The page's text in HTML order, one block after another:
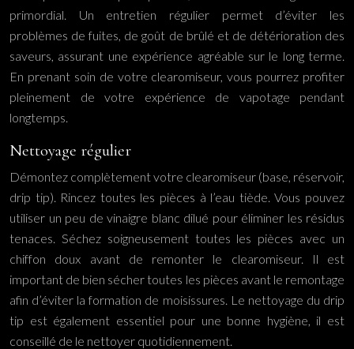
primordial. Un entretien régulier permet d’éviter les
problèmes de fuites, de goût de brûlé et de détérioration des
saveurs, assurant une expérience agréable sur le long terme.
En prenant soin de votre clearomiseur, vous pourrez profiter
pleinement de votre expérience de vapotage pendant
longtemps.
Nettoyage régulier
Démontez complètement votre clearomiseur (base, réservoir,
drip tip). Rincez toutes les pièces à l’eau tiède. Vous pouvez
utiliser un peu de vinaigre blanc dilué pour éliminer les résidus
tenaces. Séchez soigneusement toutes les pièces avec un
chiffon doux avant de remonter le clearomiseur. Il est
important de bien sécher toutes les pièces avant le remontage
afin d’éviter la formation de moisissures. Le nettoyage du drip
tip est également essentiel pour une bonne hygiène, il est
conseillé de le nettoyer quotidiennement.